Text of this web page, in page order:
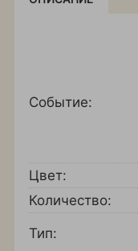
Событие:
Цвет:
Количество:
Тип: